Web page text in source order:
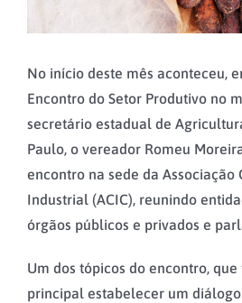
No início deste mês aconteceu,
Encontro do Setor Produtivo no
secretário estadual de
Paulo, o vereador Romeu
encontro na sede da Associação
Industrial (ACIC), reunindo
órgãos públicos e privados e
Um dos tópicos do encontro,
principal estabelecer um